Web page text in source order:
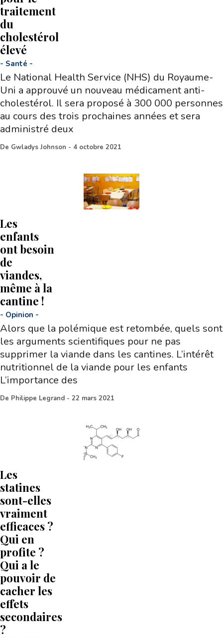
traitement
du
cholestérol
élevé
- Santé -
Le National Health Service (NHS) du Royaume-
Uni a approuvé un nouveau médicament anti-
cholestérol. Il sera proposé à 300 000 personnes
au cours des trois prochaines années et sera
administré deux
De Gwladys Johnson - 4 octobre 2021
Les
enfants
ont besoin
de
viandes,
même à la
cantine !
- Opinion -
Alors que la polémique est retombée, quels sont
les arguments scientifiques pour ne pas
supprimer la viande dans les cantines. L’intérêt
nutritionnel de la viande pour les enfants
L’importance des
De Philippe Legrand - 22 mars 2021
Les
statines
sont-elles
vraiment
efficaces ?
Qui en
profite ?
Qui a le
pouvoir de
cacher les
effets
secondaires
?